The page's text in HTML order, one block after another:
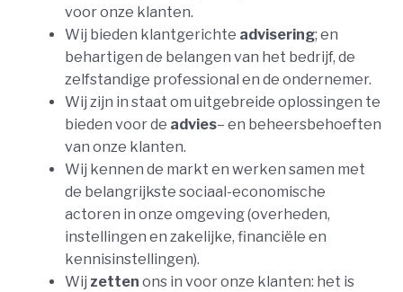
voor onze klanten.
Wij bieden klantgerichte advisering; en
behartigen de belangen van het bedrijf, de
zelfstandige professional en de ondernemer.
Wij zijn in staat om uitgebreide oplossingen te
bieden voor de advies– en beheersbehoeften
van onze klanten.
Wij kennen de markt en werken samen met
de belangrijkste sociaal-economische
actoren in onze omgeving (overheden,
instellingen en zakelijke, financiële en
kennisinstellingen).
Wij zetten ons in voor onze klanten: het is